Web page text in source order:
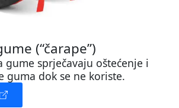
(“čarape”)
gume sprječavaju oštećenje i
guma dok se ne koriste.